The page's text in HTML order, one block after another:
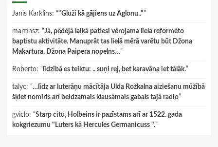
Janis Karklins: “"Gluži kā gājiens uz Aglonu.."”
martinsz: “Jā, pēdējā laikā patiesi vērojama liela reformēto
baptistu aktivitāte. Manuprāt tas lielā mērā varētu būt Džona
Makartura, Džona Paipera nopelns…”
Roberto: “ līdzībā es teiktu: .. suņi rej, bet karavāna iet tālāk.”
talyc: “…līdz ar luterāņu mācītāja Ulda Rožkalna aiziešanu mūžībā
šķiet nomiris arī beidzamais klausāmais gabals tajā radio”
gviclo: “Starp citu, Holbeins ir pazīstams arī ar 1522. gada
kokgriezumu "Luters kā Hercules Germanicuss ".”